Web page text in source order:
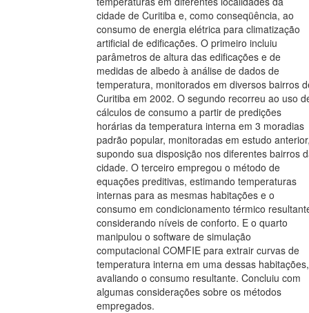
cidade de Curitiba e, como conseqüência, ao
consumo de energia elétrica para climatização
artificial de edificações. O primeiro incluiu
parâmetros de altura das edificações e de
medidas de albedo à análise de dados de
temperatura, monitorados em diversos bairros
Curitiba em 2002. O segundo recorreu ao uso
cálculos de consumo a partir de predições
horárias da temperatura interna em 3 moradias
padrão popular, monitoradas em estudo
supondo sua disposição nos diferentes bairros
cidade. O terceiro empregou o método de
equações preditivas, estimando temperaturas
internas para as mesmas habitações e o
consumo em condicionamento térmico
considerando níveis de conforto. E o quarto
manipulou o software de simulação
computacional COMFIE para extrair curvas de
temperatura interna em uma dessas habitações,
avaliando o consumo resultante. Concluiu com
algumas considerações sobre os métodos
empregados.